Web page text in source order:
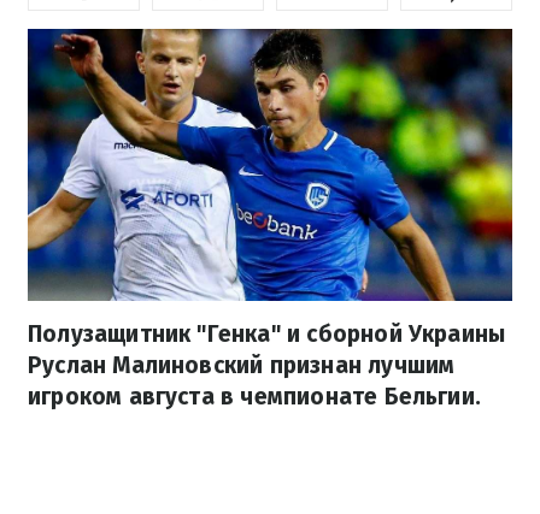
Полузащитник "Генка" и сборной Украины
Руслан Малиновский признан лучшим
игроком августа в чемпионате Бельгии.